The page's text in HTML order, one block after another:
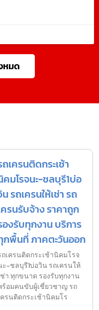
หมด
เครนติดกระเช้า
คมโรจนะ-ชลบุรี1บ่อ
รถเครนให้เช่า รถ
ครนรับจ้าง ราคาถูก
องรับทุกงาน บริการ
กพื้นที่ ภาคตะวันออก
ถเครนติดกระเช้านิคมโรจ
-ชลบุรี1บ่อวิน รถเครนให้
ช่า ทุกขนาด รองรับทุกงาน
ร้อมคนขับผู้เชี่ยวชาญ รถ
ครนติดกระเช้านิคมโร